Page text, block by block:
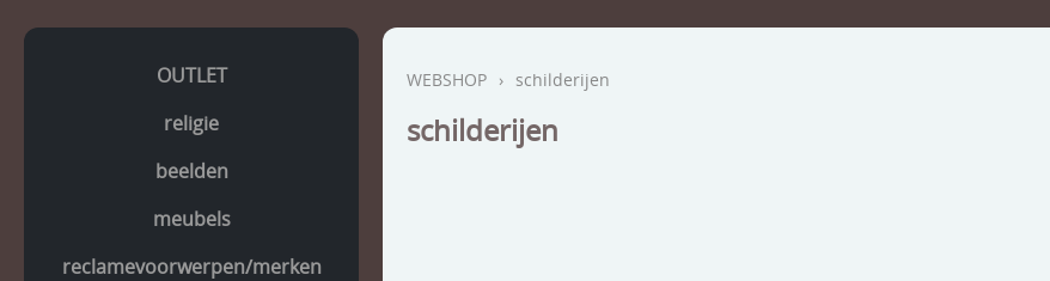
OUTLET
religie
beelden
meubels
reclamevoorwerpen/merken
WEBSHOP › schilderijen
schilderijen